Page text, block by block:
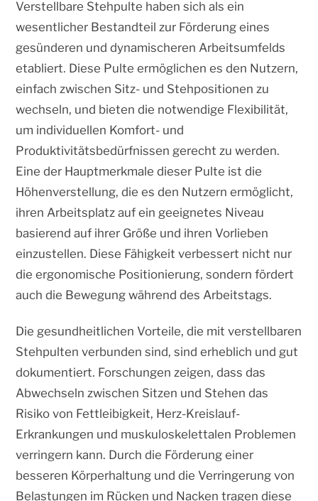
Verstellbare Stehpulte haben sich als ein
wesentlicher Bestandteil zur Förderung eines
gesünderen und dynamischeren Arbeitsumfelds
etabliert. Diese Pulte ermöglichen es den Nutzern,
einfach zwischen Sitz- und Stehpositionen zu
wechseln, und bieten die notwendige Flexibilität,
um individuellen Komfort- und
Produktivitätsbedürfnissen gerecht zu werden.
Eine der Hauptmerkmale dieser Pulte ist die
Höhenverstellung, die es den Nutzern ermöglicht,
ihren Arbeitsplatz auf ein geeignetes Niveau
basierend auf ihrer Größe und ihren Vorlieben
einzustellen. Diese Fähigkeit verbessert nicht nur
die ergonomische Positionierung, sondern fördert
auch die Bewegung während des Arbeitstags.
Die gesundheitlichen Vorteile, die mit verstellbaren
Stehpulten verbunden sind, sind erheblich und gut
dokumentiert. Forschungen zeigen, dass das
Abwechseln zwischen Sitzen und Stehen das
Risiko von Fettleibigkeit, Herz-Kreislauf-
Erkrankungen und muskuloskelettalen Problemen
verringern kann. Durch die Förderung einer
besseren Körperhaltung und die Verringerung von
Belastungen im Rücken und Nacken tragen diese